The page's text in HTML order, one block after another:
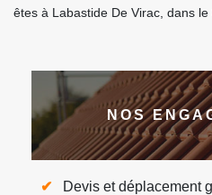
êtes à Labastide De Virac, dans le
NOS
Devis et déplacement